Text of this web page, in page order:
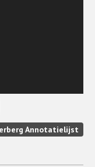
Annotatielijst